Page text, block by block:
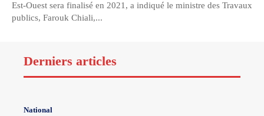
Est-Ouest sera finalisé en 2021, a indiqué le ministre des Travaux
publics, Farouk Chiali,...
Derniers articles
National